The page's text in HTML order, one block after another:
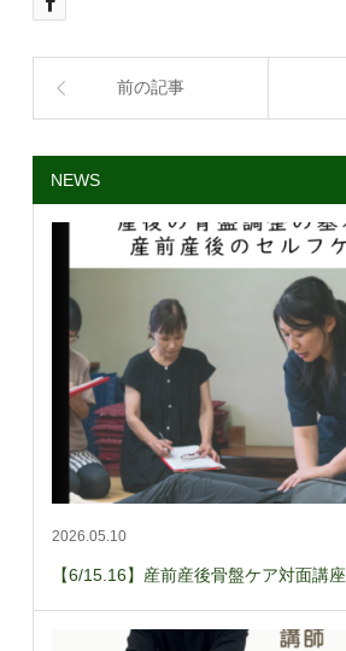
前の記事
NEWS
2026.05.10
【6/15.16】産前産後骨盤ケア対面講座